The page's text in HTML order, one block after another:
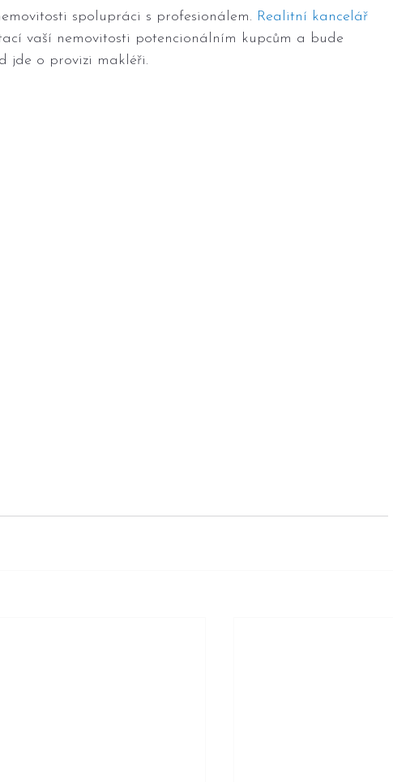
spolupráci s profesionálem. Realitní kancelář
vaší nemovitosti potencionálním kupcům a bude
jde o provizi makléři.